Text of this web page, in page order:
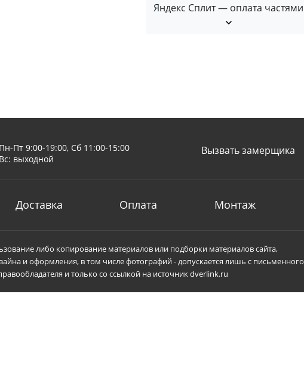
Яндекс Сплит — оплата частями
Пн-Пт 9:00-19:00, Сб 11:00-15:00
Вс: выходной
Вызвать замерщика
Доставка Оплата Монтаж
либо копирование материалов или подборки материалов сайта,
и оформления, в том числе фотографий - допускается лишь с письменного
и только со ссылкой на источник dverlink.ru